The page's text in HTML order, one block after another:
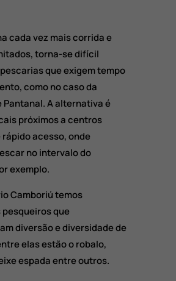
cada vez mais corrida e
torna-se difícil
que exigem tempo
como no caso da
Pantanal. A alternativa é
próximos a centros
rápido acesso, onde
no intervalo do
exemplo.
Camboriú temos
que
diversão e diversidade de
elas estão o robalo,
espada entre outros.